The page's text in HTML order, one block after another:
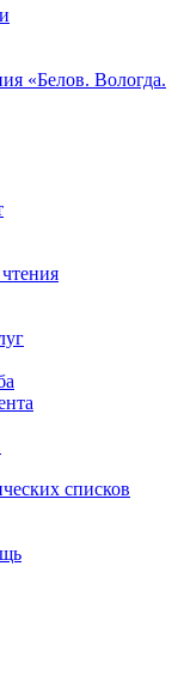
«Белов. Вологда.
списков